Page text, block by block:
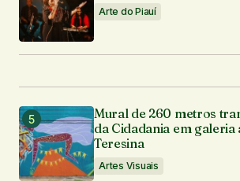
Arte do Piauí
Mural de 260 metros
da Cidadania em galeria
Teresina
Artes Visuais